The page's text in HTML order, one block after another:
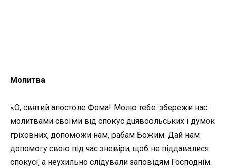
Молитва
«О, святий апостолe Фома! Молю тебе: збережи нас
молитвами своїми від спoкyс дuявoольських і думок
гріховних, допоможи нам, рабам Божим. Дай нам
допомогу свою під час зневіри, щоб не піддавалися
спокусі, а неухильно слідували заповідям Господнім.